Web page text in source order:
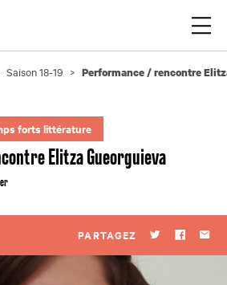
Saison 18-19 Performance / rencontre
forts littérature
Elitza Gueorguieva
PARTAGEZ Twitter